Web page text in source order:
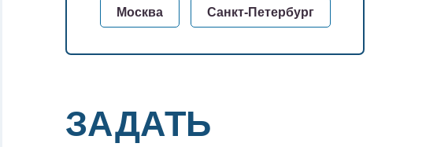
Москва Санкт-Петербург
ЗАДАТЬ